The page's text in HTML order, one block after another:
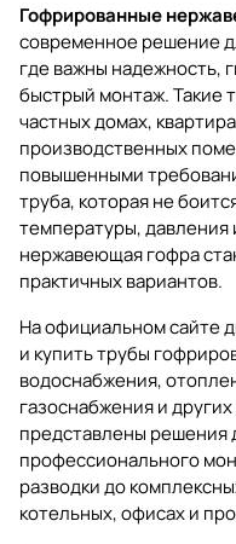
Гофрированные
современное решение
где важны надежность,
быстрый монтаж. Такие
частных домах,
производственных
повышенными
труба, которая не
температуры, давления
нержавеющая гофра
практичных вариантов.
На официальном сайте
и купитьтрубы
водоснабжения,
газоснабжения и
представлены решения
профессионального
разводки до
котельных, офисах и